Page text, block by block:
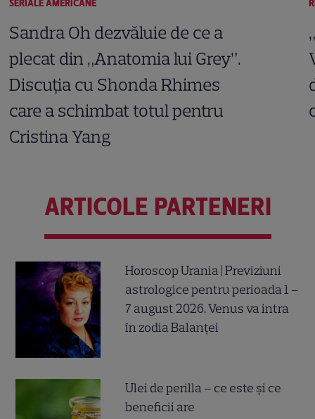
SERIALE AMERICANE
Sandra Oh dezvăluie de ce a
plecat din „Anatomia lui Grey”.
Discuția cu Shonda Rhimes
care a schimbat totul pentru
Cristina Yang
ARTICOLE PARTENERI
Horoscop Urania | Previziuni
astrologice pentru perioada 1 –
7 august 2026. Venus va intra
în zodia Balanței
Ulei de perilla – ce este și ce
beneficii are